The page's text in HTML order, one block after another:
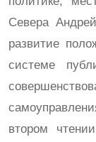
Севера
развитие
системе
втором